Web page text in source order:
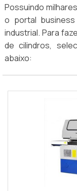
Possuindo
o portal
industrial. Para
de cilindros,
abaixo: